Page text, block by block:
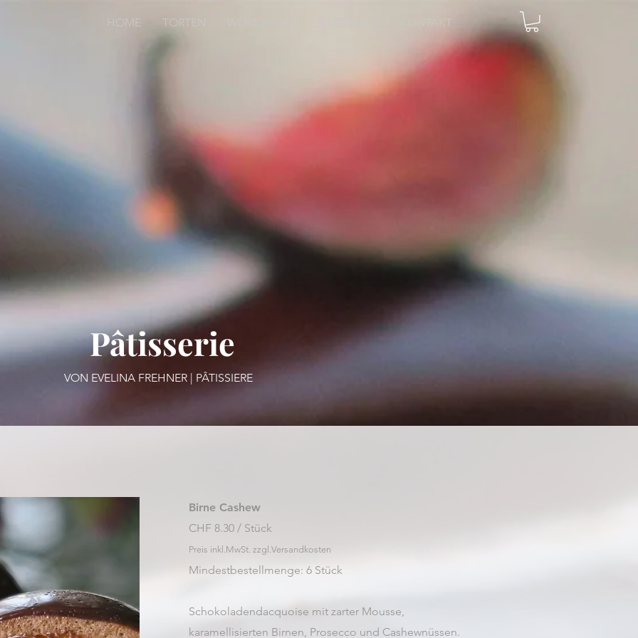
HOME TORTEN KONTAKT
Pâtisserie
VON EVELINA FREHNER | PÂTISSIERE
Birne Cashew
CHF 8.30 / Stück
Preis inkl.MwSt. zzgl.Versandkosten
Mindestbestellmenge: 6 Stück
Schokoladendacquoise mit zarter Mousse,
karamellisierten Birnen, Prosecco und Cashewnüssen.